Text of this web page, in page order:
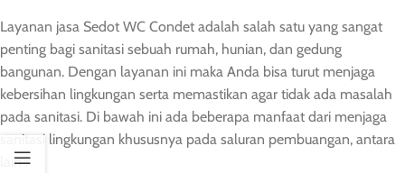
Layanan jasa Sedot WC Condet adalah salah satu yang sangat
penting bagi sanitasi sebuah rumah, hunian, dan gedung
bangunan. Dengan layanan ini maka Anda bisa turut menjaga
kebersihan lingkungan serta memastikan agar tidak ada masalah
pada sanitasi. Di bawah ini ada beberapa manfaat dari menjaga
sanitasi lingkungan khususnya pada saluran pembuangan, antara
lain :